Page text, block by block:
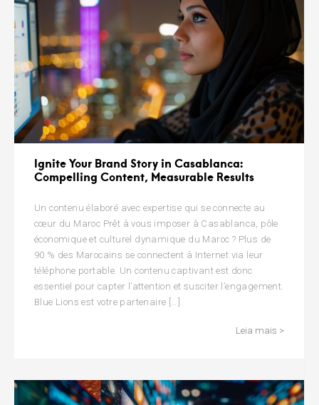
Ignite Your Brand Story in Casablanca:
Compelling Content, Measurable Results
Un contenu élaboré avec expertise qui se connecte au
cœur du Maroc Prêt à vous imposer à Casablanca, pôle
économique et culturel dynamique du Maroc ? Plus de
90 % des Marocains se connectent à Internet via leur
téléphone portable. Un contenu captivant est donc
essentiel pour capter l’attention et susciter l’engagement.
Blue Lions est votre partenaire […]
Leia mais >